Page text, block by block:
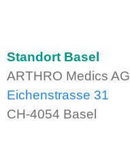
Standort Basel
ARTHRO Medics AG
Eichenstrasse 31
CH-4054 Basel